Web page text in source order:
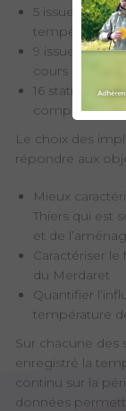
5 issues de
température
9 issues du
cours d’eau
16 stations
compléter ces
Le choix des
répondre aux
Mieux
Thiers qui est
et de
Caractériser
du Merdaret
Quantifier
température
Sur chacune des
enregistré la
continu sur la
données